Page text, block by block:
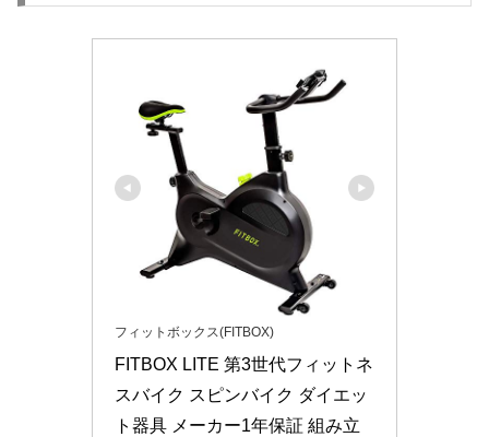
フィットボックス(FITBOX)
FITBOX LITE 第3世代フィットネ
スバイク スピンバイク ダイエッ
ト器具 メーカー1年保証 組み立